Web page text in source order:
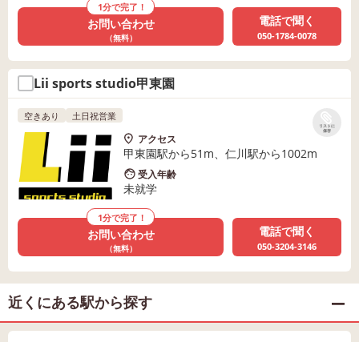
1分で完了！
お問い合わせ
（無料）
電話で聞く
050-1784-0078
Lii sports studio甲東園
リストに
保存
空きあり 土日祝営業
アクセス
甲東園駅から51m、仁川駅から1002m
受入年齢
未就学
1分で完了！
お問い合わせ
（無料）
電話で聞く
050-3204-3146
近くにある駅から探す